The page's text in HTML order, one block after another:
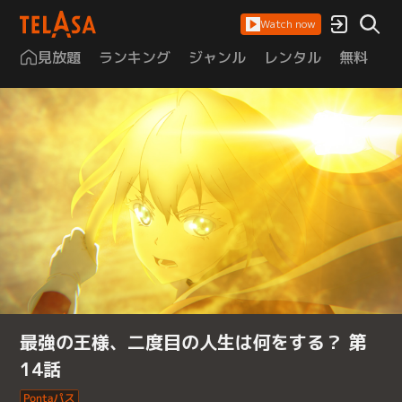
Watch now
見放題 ランキング ジャンル レンタル 無料
最強の王様、二度目の人生は何をする？ 第
14話